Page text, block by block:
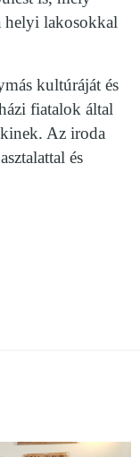
helyi lakosokkal
kultúráját és
fiatalok által
Az iroda
és